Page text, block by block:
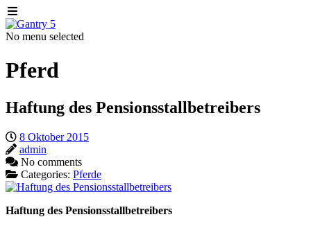
No menu selected
Pferd
Haftung des Pensionsstallbetreibers
8 Oktober 2015
admin
No comments
Categories: Pferde
Haftung des Pensionsstallbetreibers